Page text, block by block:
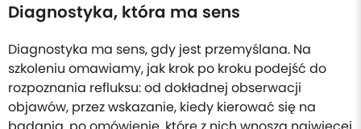
Diagnostyka, która ma sens
Diagnostyka ma sens, gdy jest przemyślana. Na
szkoleniu omawiamy, jak krok po kroku podejść do
rozpoznania refluksu: od dokładnej obserwacji
objawów, przez wskazanie, kiedy kierować się na